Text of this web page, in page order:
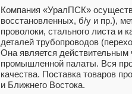
Компания «УралПСК»
восстановленных, б/у и пр.),
проволоки, стального листа и
деталей трубопроводов
Она является
промышленной палаты. Вся
качества. Поставка товаров
и Ближнего Востока.